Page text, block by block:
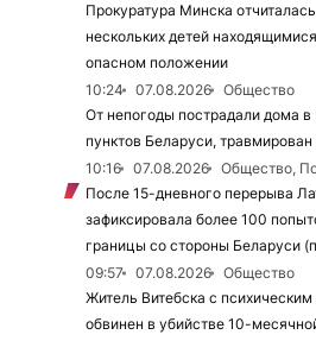
Прокуратура Минска
нескольких детей
опасном положении
10:24
07.08.2026
Общество
От непогоды пострадали дома в
пунктов Беларуси, травмирован
10:16
07.08.2026
Общество,
После 15-дневного перерыва
зафиксировала более 100
границы со стороны Беларуси
09:57
07.08.2026
Общество
Житель Витебска с
обвинен в убийстве 10-